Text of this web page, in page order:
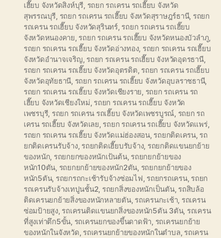
เฮี๊ยบ จังหวัดสิงห์บุรี, รถยก รถเครน รถเฮี๊ยบ จังหวัด
สุพรรณบุรี, รถยก รถเครน รถเฮี๊ยบ จังหวัดสุราษฎร์ธานี, รถยก
รถเครน รถเฮี๊ยบ จังหวัดสุรินทร์, รถยก รถเครน รถเฮี๊ยบ
จังหวัดหนองคาย, รถยก รถเครน รถเฮี๊ยบ จังหวัดหนองบัวลำภู,
รถยก รถเครน รถเฮี๊ยบ จังหวัดอ่างทอง, รถยก รถเครน รถเฮี๊ยบ
จังหวัดอำนาจเจริญ, รถยก รถเครน รถเฮี๊ยบ จังหวัดอุดรธานี,
รถยก รถเครน รถเฮี๊ยบ จังหวัดอุตรดิต, รถยก รถเครน รถเฮี๊ยบ
จังหวัดอุทัยธานี, รถยก รถเครน รถเฮี๊ยบ จังหวัดอุบลราชธานี,
รถยก รถเครน รถเฮี๊ยบ จังหวัดเชียงราย, รถยก รถเครน รถ
เฮี๊ยบ จังหวัดเชียงใหม่, รถยก รถเครน รถเฮี๊ยบ จังหวัด
เพชรบุรี, รถยก รถเครน รถเฮี๊ยบ จังหวัดเพชรบูรณ์, รถยก รถ
เครน รถเฮี๊ยบ จังหวัดเลย, รถยก รถเครน รถเฮี๊ยบ จังหวัดแพร่,
รถยก รถเครน รถเฮี๊ยบ จังหวัดแม่ฮ่องสอน, รถยกติดเครน, รถ
ยกติดเครนรับจ้าง, รถยกติดเฮี๊ยบรับจ้าง, รถยกติดแขนยกย้าย
ของหนัก, รถยกยกของหนักเป้นต้น, รถยกยกย้ายของ
หนัก10ตัน, รถยกยกย้ายของหนัก2ตัน, รถยกยกย้ายของ
หนัก5ตัน, รถยกรถกะเช้ารับจ้างซ่อมไฟ, รถยกรถเครน, รถยก
รถเครนรับจ้างเทปูนชั้น2, รถยกสิ่งของหนักเป็นตัน, รถสิบล้อ
ติดเครนยกย้ายสิ่งของหนักหลายตัน, รถเครนกะเช้า, รถเครน
ซ่อมป้ายสูง, รถเครนติดแขนยกสิ่งของหนัก5ตัน 3ตัน, รถเครน
ที่สูงเท่าตึก5ขั้น, รถเครนยกของขึ้นดาดฟ้า, รถเครนยกย้าย
ของหนักในจังหวัด, รถเครนยกย้ายของหนักในตำบล, รถเครน